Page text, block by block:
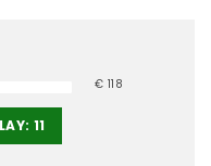
€ 118
11